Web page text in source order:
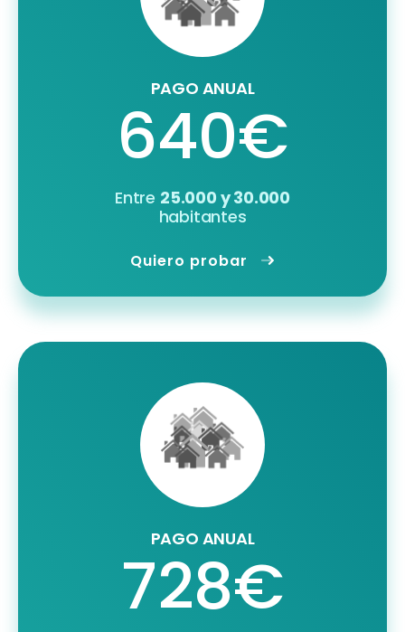
PAGO ANUAL
640€
Entre 25.000 y 30.000
habitantes
Quiero probar
PAGO ANUAL
728€